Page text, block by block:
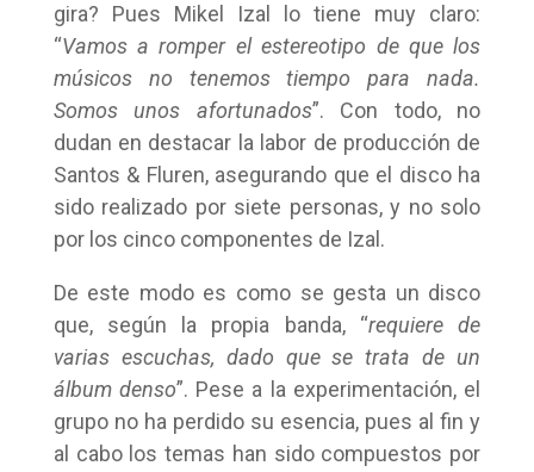
gira? Pues Mikel Izal lo tiene muy claro:
“Vamos a romper el estereotipo de que los
músicos no tenemos tiempo para nada.
Somos unos afortunados”. Con todo, no
dudan en destacar la labor de producción de
Santos & Fluren, asegurando que el disco ha
sido realizado por siete personas, y no solo
por los cinco componentes de Izal.
De este modo es como se gesta un disco
que, según la propia banda, “requiere de
varias escuchas, dado que se trata de un
álbum denso”. Pese a la experimentación, el
grupo no ha perdido su esencia, pues al fin y
al cabo los temas han sido compuestos por